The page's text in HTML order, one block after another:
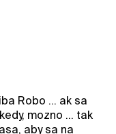
Robo ... ak sa
mozno ... tak
aby sa na